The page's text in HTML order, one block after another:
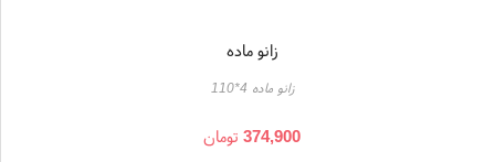
زانو ماده
زانو ماده 4*110
374,900تومان